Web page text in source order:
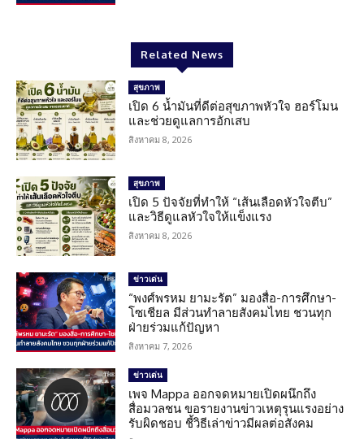
Related News
สุขภาพ
เปิด 6 น้ำมันที่ดีต่อสุขภาพหัวใจ ฮอร์โมน
และช่วยดูแลการอักเสบ
สิงหาคม 8, 2026
สุขภาพ
เปิด 5 ปัจจัยที่ทำให้ “เส้นเลือดหัวใจตีบ”
และวิธีดูแลหัวใจให้แข็งแรง
สิงหาคม 8, 2026
ข่าวเด่น
“พงศ์พรหม ยามะรัต” มองสื่อ-การศึกษา-
โซเชียล มีส่วนทำลายสังคมไทย ชวนทุก
ฝ่ายร่วมแก้ปัญหา
สิงหาคม 7, 2026
ข่าวเด่น
เพจ Mappa ออกจดหมายเปิดผนึกถึง
สื่อมวลชน ขอรายงานข่าวเหตุรุนแรงอย่าง
รับผิดชอบ ชี้วิธีเล่าข่าวมีผลต่อสังคม